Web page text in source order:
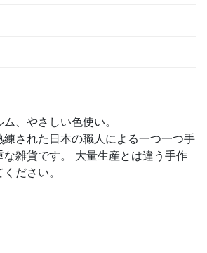
、やさしい色使い。
練された日本の職人による一つ一つ手
雑貨です。 大量生産とは違う手作
ださい。